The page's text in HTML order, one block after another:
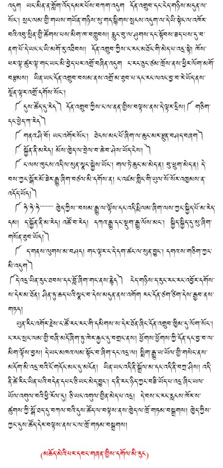
འདུག ཡང་མིན་ན་གློག་འོད་དམར་པོས་བཀག་འདུག དོན་འགྲུབ་དང་ངེད་གཉིས་མདུན་ལ་
སོང་། སྲང་ལམ་གྱི་གཡས་གཡོན་གཉིས་སུ་གད་སྙིགས་སྤངས་འདུག་ལ་དེ་ཡི་སྟེང་ལ་འཁོར་
བའི་འབུ་སྲིན་གྱི་ཚོགས་པས་མིག་ཁ་བཀླུབས། རླུང་བུ་ལ་ཤུགས་དང་སྟོབས་ཟད་པས་དུ་བ་
ནག་པོ་དེ་ཡང་ང་ཡི་མགོ་རུ་འཐིབས། དོན་འགྲུབ་ཀྱིས་ང་རང་མཐོང་གི་མེད་པ་འདྲ་སྟེ། ཁོས་
ཕར་ལྟ་ཚུར་ལྟ་གང་ཡང་མི་བྱེད་པར་འགྲོ་བཞིན་འདུག ང་རང་ཅུང་ཙམ་ཁྲོས་ནས་ཕྱིར་ལོག་མགོ་
བརྩམས། ཡིན་ཡང་དོན་འགྲུབ་བསམ་ནས་འགྲོ་མ་ཐུབ་པ་དང་རང་ལའང་བྱ་བ་རེ་ཡོད་ནས་
སྔོན་ལྟར་འགྲོ་དགོས་སོང་།
༼ དུས་ཚོད་དུ་རེད༽ དོན་འགྲུབ་ཀྱིས་ང་ལ་ནན་གྱིས་བལྟས་ནས་དེ་ལྟར་དྲིས།༼ གཅིག་
དང་ཕྱེད་ཀ་རེད༽
༼ གནའ་ཤི་བོ། ཡང་འགོར་སོང་། ཐེངས་མང་པོ་ཞིག་ལ་ཆུང་མར་རྫུན་བཤད་བཞག༽
༼ སྐྱོན་ནི་མརེད། མོས་ཁྱེད་ལ་བྲེལ་བ་ཆེ་བ་ཤེས་ཡོད་ངེས། ༽
༼ ང་ལས་ཁུངས་འདི་ལ་སུན་སྣང་སྐྱེས་ཡོང་། གལ་ཏེ་ཆུང་མ་མེད་ན། བུ་ཕྲུག་མེད་ན། དེ་
བས་ཀྱང་སྒོར་མོ་ཟེར་རྒྱུ་ཞིག་བཙལ་མི་དགོས་ན། ང་འཛམ་གླིང་གི་ཡུལ་སོ་སོར་འཁྱམས་ན་
འདོད་ཡོད།༽
༼ ཧེ་ཧེ་ཧེ་་་་་་་་་ ཁྱེད་ཀྱིས་་བསམ་རྒྱུ་ལ་ལྟོས་དང་འདི་རྨི་ལམ་ཞིག་ལས་ཀྱང་སྐྱིད་པོ་མ་རེད་
དམ། ད་སྐྱོན་ནི་མ་རེད། འཚོ་བ་རེད། དཀའ་རྒྱུ་དང་སྡུག་རྒྱུ་ལོས་མང་། སྐྱིད་སྐྱིད་དུ་སུ་ཞིག་
གསོན་ཐུབ་ཡོད།༽
༼ ད་གནས་ལུགས་མ་བཤད། གང་ལྟར་ང་དེ་དག་ཚང་ལ་སུན་བྱུང་། དགའ་ས་གཅིག་ཀྱང་
མི་འདུག༽
༼དེ་འདྲ་ཡིན་རུང་ཐབས་དང་བློ་ཞིག་གང་ནས་རྙེད༽ ངེད་གཉིས་ད་རུང་རང་རང་འབྱོར་དགོས་
ས་དེར་མ་ཐོན། ཤིན་ཏུ་ཆད་པའི་སྣང་བ་དེས་མདུན་ནས་འགོག རང་དོན་ཙག་ཙིག་དེས་རྒྱབ་ནས་
གཏད།
ཡུན་རིང་འགོར་རྗེས་ང་ཚོ་རང་རང་གི་དམིགས་ས་དེར་ཐོན་ཞིང་དོན་འགྲུབ་ཁྱིམ་དུ་ལོག་སོང་།
ང་རང་སྲང་ལམ་གྱི་བཞི་མདོ་ཞིག་ཏུ་ཁེར་རྐྱང་དུ་བགྲང་ནས། ཕྱོགས་ཕྱོགས་ཀྱི་དོན་དང་བྱ་བ་ལ་
མིག་ལྟོས་བྱས། དེ་ཡང་མཁའ་ལམ་སྟོང་བ་ཞིག་དང་འདྲ་ལ། སྨིག་རྒྱུ་ཡ་ཡོལ་གྱི་གསེང་ནས་
མདོག་མི་འདྲ་བའི་ངོ་གདོང་མང་དུ་མངོན། ཡིན་ཡང་འདི་ནི་སྒྲོལ་མ་དང་འདི་ནི་བཀྲ་ཤིས། འདི་
ནི་ཚེ་རིང་ཡིན་པའི་བདེན་དཔང་ཅི་ཡང་མེད་བྱུང་། ད་ནི་རང་ཉིད་ཀྱང་བཟི་ཡོད་པ་འདྲ་ཞིང་ཡལ་
ཡོལ་འགུལ་བའི་ཕྱི་རོལ་དུ། ཅི་ཡང་འགུལ་གྱིན་མེད་པ་འདྲ། དེ་བས་ང་རང་རླངས་ཁོར་ས་
ཚུགས་ཀྱི་སྒོ་ཐད་དུ་བཀལ་བའི་དུས་ཚོད་ལ་བལྟས་ནས་ཁྱེད་ལ་ཁྲོ་གཏམ་བསྒྲགས། ཁྱེད་ཀྱིས་
ཀྱང་དུས་ཚོད་དེར་བལྟས་ནས་ང་ལ་ཁྲོ་གཏམ་བསྒྲགས།
(མཆོད་མེའི་པར་དབང་གཞན་གྱིས་དགོལ་མི་རུང)